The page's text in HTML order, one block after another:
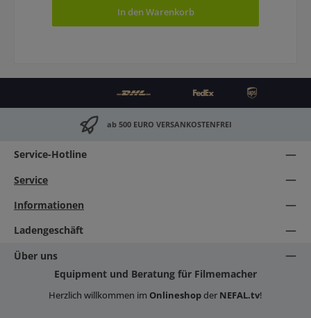
In den Warenkorb
ab 500 EURO VERSANKOSTENFREI
Service-Hotline
Service
Informationen
Ladengeschäft
Über uns
Equipment und Beratung für Filmemacher
Herzlich willkommen im Onlineshopder NEFAL.tv!